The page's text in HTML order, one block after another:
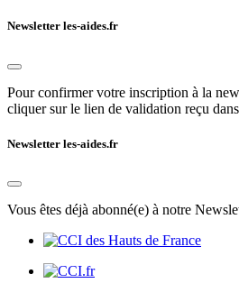
Newsletter les-aides.fr
Pour confirmer votre inscription à la
cliquer sur le lien de validation reçu
Newsletter les-aides.fr
Vous êtes déjà abonné(e) à notre